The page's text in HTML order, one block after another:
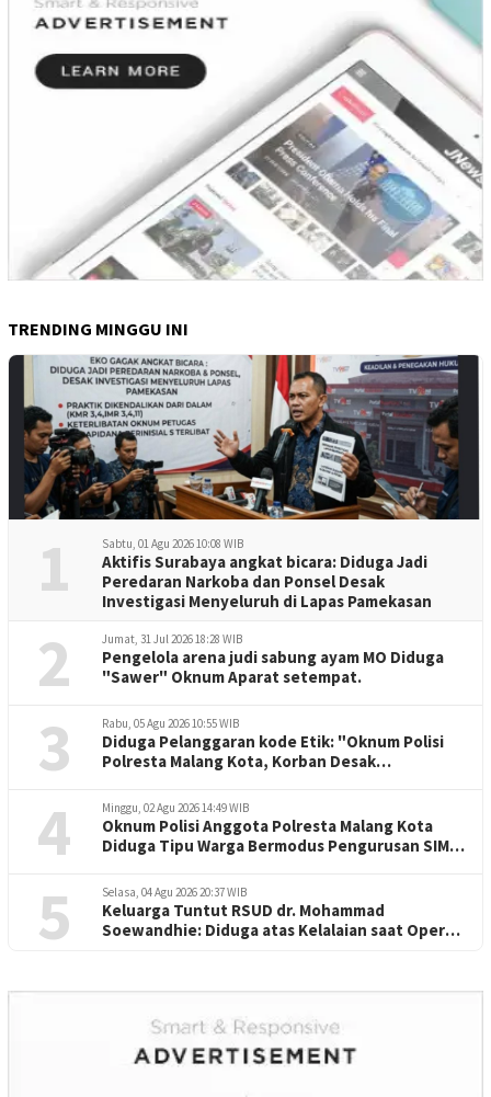
TRENDING MINGGU INI
1 Sabtu, 01 Agu 2026 10:08 WIB
Aktifis Surabaya angkat bicara: Diduga Jadi
Peredaran Narkoba dan Ponsel Desak
Investigasi Menyeluruh di Lapas Pamekasan
2 Jumat, 31 Jul 2026 18:28 WIB
Pengelola arena judi sabung ayam MO Diduga
"Sawer" Oknum Aparat setempat.
3 Rabu, 05 Agu 2026 10:55 WIB
Diduga Pelanggaran kode Etik: "Oknum Polisi
Polresta Malang Kota, Korban Desak
4 Minggu, 02 Agu 2026 14:49 WIB
Oknum Polisi Anggota Polresta Malang Kota
Diduga Tipu Warga Bermodus Pengurusan SIM
5 Selasa, 04 Agu 2026 20:37 WIB
Keluarga Tuntut RSUD dr. Mohammad
Soewandhie: Diduga atas Kelalaian saat Operasi